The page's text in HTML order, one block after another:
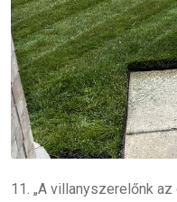
11. „A villanyszerelőnk